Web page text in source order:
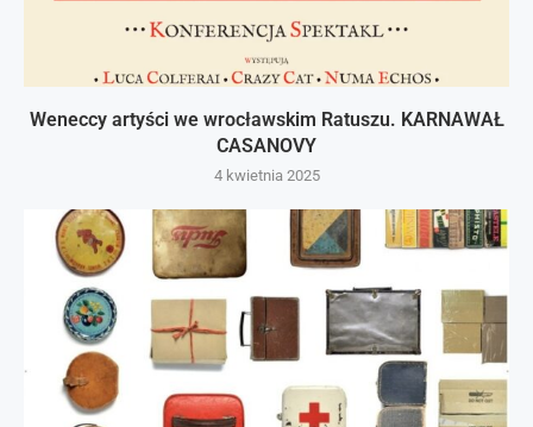
Weneccy artyści we wrocławskim Ratuszu. KARNAWAŁ
CASANOVY
4 kwietnia 2025